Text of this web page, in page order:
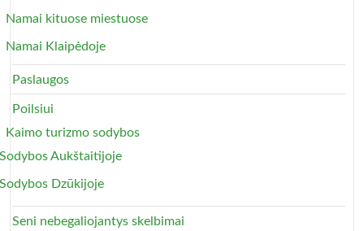
Namai kituose miestuose
Namai Klaipėdoje
Paslaugos
Poilsiui
Kaimo turizmo sodybos
Sodybos Aukštaitijoje
Sodybos Dzūkijoje
Seni nebegaliojantys skelbimai